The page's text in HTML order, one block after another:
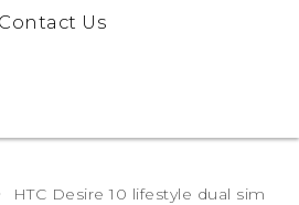
Contact Us
HTC Desire 10 lifestyle dual sim‎